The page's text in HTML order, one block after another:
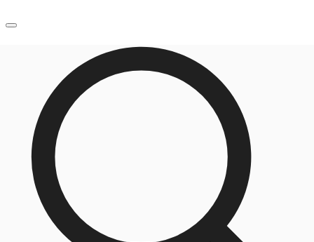
オフィス・事務所
倉庫・物流センター
地図検索
記事
仲介会社様はこちらへ
お電話